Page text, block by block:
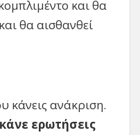
και θα
θα αισθανθεί
κάνεις ανάκριση.
ερωτήσεις